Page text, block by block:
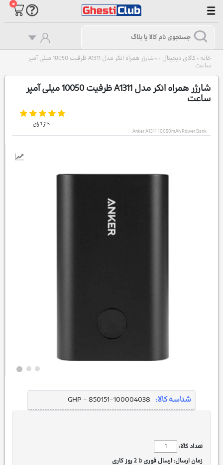
۰
خانه > کالای دیجیتال >
>
شارژر همراه انکر مدل A1311 ظرفیت 10050 میلی آمپر
ساعت
شارژر همراه انکر مدل A1311 ظرفیت 10050 میلی آمپر
ساعت
5از 1رای
Anker A1311 10050mAh Power Bank
شناسه کالا: GHP - 850151-100004038
تعداد کالا:
زمان ارسال: ارسال فوری تا 2 روز کاری